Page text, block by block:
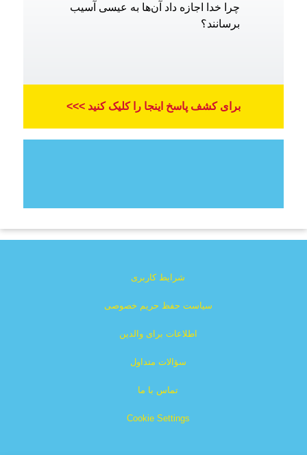
چرا خدا اجازه داد آن‌ها به عیسی آسیب
برسانند؟
برای کشف پاسخ اینجا را کلیک کنید >>>
شرایط کاربری
سیاست حفظ حریم خصوصی
اطلاعات برای والدین
سؤالات متداول
تماس با ما
Cookie Settings